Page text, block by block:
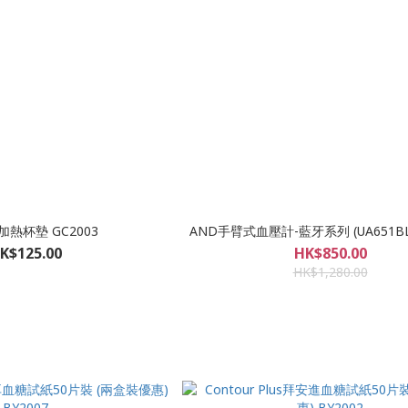
熱杯墊 GC2003 AND手臂式血壓計-藍牙系列
HK$850.00
HK$1,280.00